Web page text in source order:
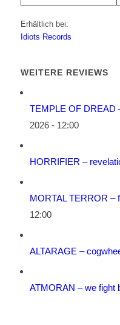
Erhältlich bei:
Idiots Records
WEITERE REVIEWS
TEMPLE OF DREAD
2026 - 12:00
HORRIFIER –
MORTAL TERROR –
12:00
ALTARAGE –
ATMORAN – we fight